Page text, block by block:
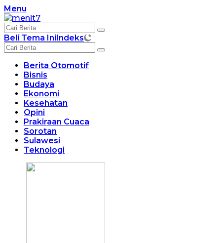
Langsung
ke
konten
Menu
Beli Tema IniIndeks
Berita Otomotif
Bisnis
Budaya
Ekonomi
Kesehatan
Opini
Prakiraan Cuaca
Sorotan
Sulawesi
Teknologi